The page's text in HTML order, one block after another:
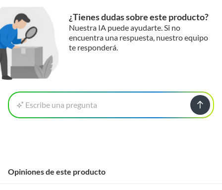
¿Tienes dudas sobre este producto?
Nuestra IA puede ayudarte. Si no
encuentra una respuesta, nuestro equipo
te responderá.
Escribe una pregunta
Opiniones de este producto